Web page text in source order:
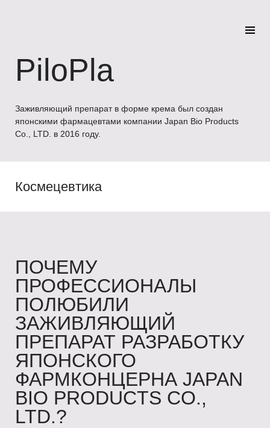
PiloPla
Заживляющий препарат в форме крема был создан
японскими фармацевтами компании Japan Bio Products
Co., LTD. в 2016 году.
Космецевтика
ПОЧЕМУ
ПРОФЕССИОНАЛЫ
ПОЛЮБИЛИ
ЗАЖИВЛЯЮЩИЙ
ПРЕПАРАТ РАЗРАБОТКУ
ЯПОНСКОГО
ФАРМКОНЦЕРНА JAPAN
BIO PRODUCTS CO.,
LTD.?